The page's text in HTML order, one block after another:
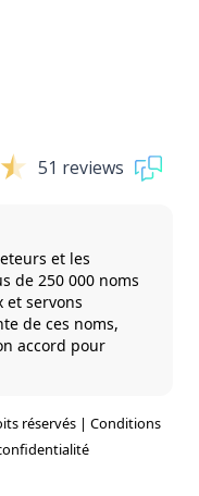
51 reviews
et les
de 250 000 noms
servons
de ces noms,
accord pour
réservés | Conditions